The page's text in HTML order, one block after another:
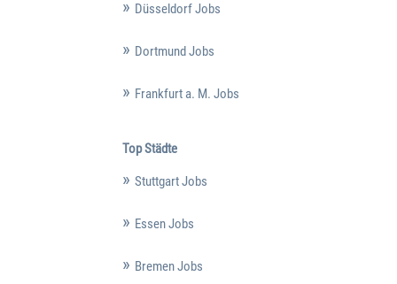
Düsseldorf Jobs
Dortmund Jobs
Frankfurt a. M. Jobs
Top Städte
Stuttgart Jobs
Essen Jobs
Bremen Jobs